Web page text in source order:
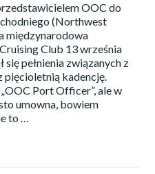
OOC do
(Northwest
międzynarodowa
Club 13 września
pełnienia związanych z
kadencję.
Port Officer”, ale w
umowna, bowiem
to …